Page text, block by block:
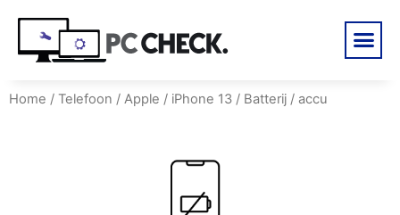
Home / Telefoon / Apple / iPhone 13 / Batterij / accu